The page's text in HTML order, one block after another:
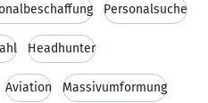
Personalsuche
Headhunter
Aviation Massivumformung